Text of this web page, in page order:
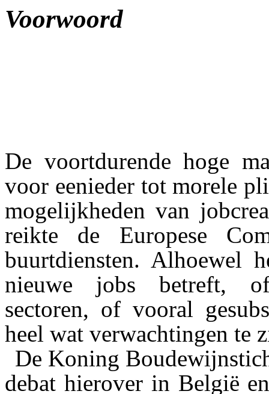
Voorwoord
De voortdurende hoge
voor eenieder tot morele
mogelijkheden van
reikte de Europese
buurtdiensten.
nieuwe jobs betreft, of
sectoren, of vooral
heel wat ver­wachtingen te
De Koning
debat hierover in België